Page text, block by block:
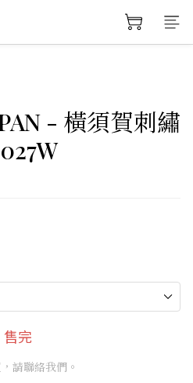
- 橫須賀刺繡
售完
請聯絡我們。